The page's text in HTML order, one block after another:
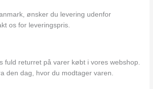
ønsker du levering udenfor
os for leveringspris.
fuld returret på varer købt i vores webshop.
den dag, hvor du modtager varen.